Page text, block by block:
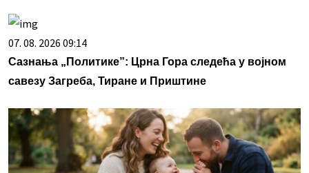
07. 08. 2026 09:14
Сазнања „Политике”: Црна Гора следећа у војном
савезу Загреба, Тиране и Приштине